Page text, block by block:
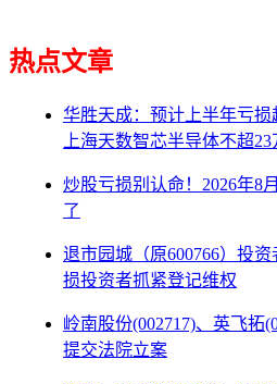
热点文章
华胜天成：预计上半年亏
上海天数智芯半导体不超
炒股亏损别认命！2026年8
了
退市园城（原600766）投
损投资者抓紧登记维权
岭南股份(002717)、英飞拓
提交法院立案